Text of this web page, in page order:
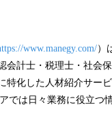
www.manegy.com/）
会計士・税理士・社会
特化した人材紹介サー
では日々業務に役立つ